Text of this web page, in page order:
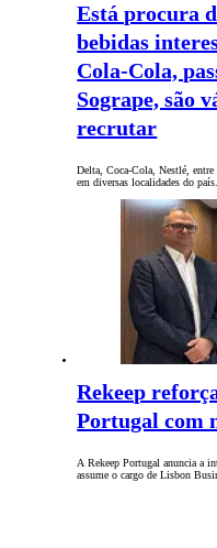
Está procura
bebidas
Cola-Cola,
Sogrape, são
recrutar
Delta, Coca-Cola, Nestlé, entre
em diversas localidades do país.
Rekeep
Portugal com
A Rekeep Portugal anuncia a
assume o cargo de Lisbon